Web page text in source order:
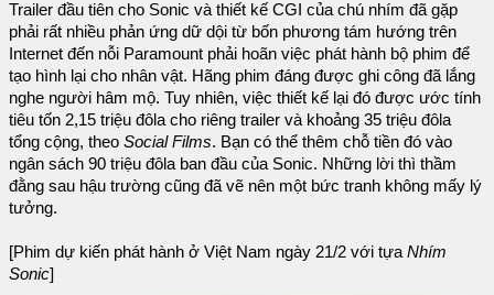
Trailer đầu tiên cho Sonic và thiết kế CGI của chú nhím đã gặp
phải rất nhiều phản ứng dữ dội từ bốn phương tám hướng trên
Internet đến nỗi Paramount phải hoãn việc phát hành bộ phim để
tạo hình lại cho nhân vật. Hãng phim đáng được ghi công đã lắng
nghe người hâm mộ. Tuy nhiên, việc thiết kế lại đó được ước tính
tiêu tốn 2,15 triệu đôla cho riêng trailer và khoảng 35 triệu đôla
tổng cộng, theo Social Films. Bạn có thể thêm chỗ tiền đó vào
ngân sách 90 triệu đôla ban đầu của Sonic. Những lời thì thầm
đằng sau hậu trường cũng đã vẽ nên một bức tranh không mấy lý
tưởng.
[Phim dự kiến phát hành ở Việt Nam ngày 21/2 với tựaNhím
Sonic]